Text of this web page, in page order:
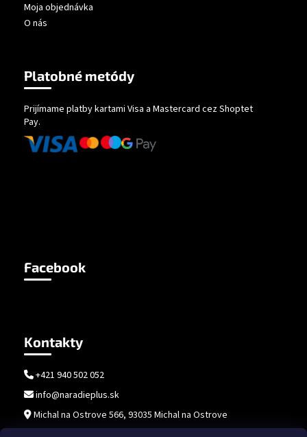
Moja objednávka
O nás
Platobné metódy
Prijímame platby kartami Visa a Mastercard cez Shoptet
Pay.
Facebook
Kontakty
+421 940 502 052
info@naradieplus.sk
Michal na Ostrove 566, 93035 Michal na Ostrove